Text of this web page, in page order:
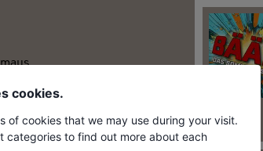
anderen zu töten. Daher
sich immer wieder
cookies.
of cookies that we may use during your visit.
categories to find out more about each